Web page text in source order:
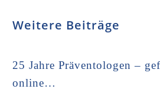
Weitere Beiträge
25 Jahre Präventologen –
online…